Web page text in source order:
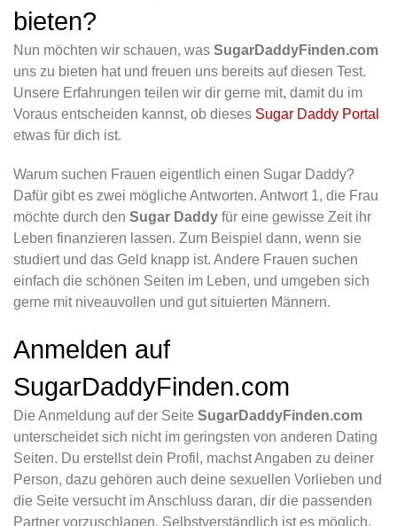
bieten?
Nun möchten wir schauen, was SugarDaddyFinden.com
uns zu bieten hat und freuen uns bereits auf diesen Test.
Unsere Erfahrungen teilen wir dir gerne mit, damit du im
Voraus entscheiden kannst, ob dieses Sugar Daddy Portal
etwas für dich ist.
Warum suchen Frauen eigentlich einen Sugar Daddy?
Dafür gibt es zwei mögliche Antworten. Antwort 1, die Frau
möchte durch den Sugar Daddy für eine gewisse Zeit ihr
Leben finanzieren lassen. Zum Beispiel dann, wenn sie
studiert und das Geld knapp ist. Andere Frauen suchen
einfach die schönen Seiten im Leben, und umgeben sich
gerne mit niveauvollen und gut situierten Männern.
Anmelden auf
SugarDaddyFinden.com
Die Anmeldung auf der Seite SugarDaddyFinden.com
unterscheidet sich nicht im geringsten von anderen Dating
Seiten. Du erstellst dein Profil, machst Angaben zu deiner
Person, dazu gehören auch deine sexuellen Vorlieben und
die Seite versucht im Anschluss daran, dir die passenden
Partner vorzuschlagen. Selbstverständlich ist es möglich,